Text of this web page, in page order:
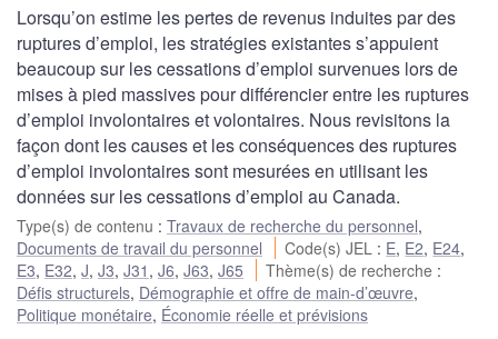
Lorsqu’on estime les pertes de revenus induites par des
ruptures d’emploi, les stratégies existantes s’appuient
beaucoup sur les cessations d’emploi survenues lors de
mises à pied massives pour différencier entre les ruptures
d’emploi involontaires et volontaires. Nous revisitons la
façon dont les causes et les conséquences des ruptures
d’emploi involontaires sont mesurées en utilisant les
données sur les cessations d’emploi au Canada.
Type(s) de contenu : Travaux de recherche du personnel,
Documents de travail du personnel
Code(s) JEL : E, E2, E24,
E3, E32, J, J3, J31 , J6, J63, J65 Thème(s) de recherche :
Défis structurels, Démographie et offre de main-d’œuvre,
Politique monétaire, Économie réelle et prévisions